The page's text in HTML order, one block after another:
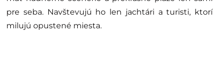
pre seba. Navštevujú ho len jachtári a turisti, ktorí
milujú opustené miesta.